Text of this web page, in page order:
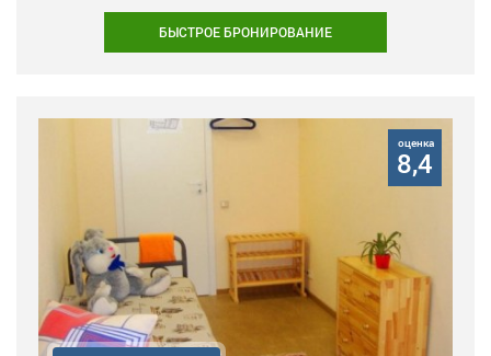
БЫСТРОЕ БРОНИРОВАНИЕ
оценка
8,4